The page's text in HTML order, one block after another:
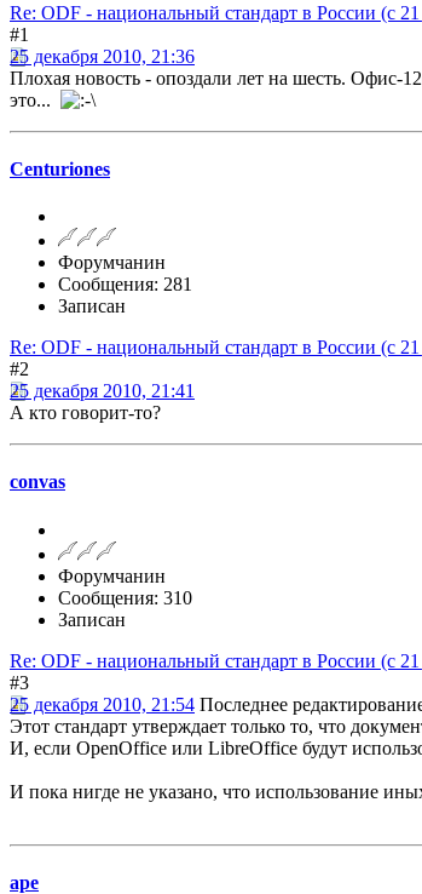
Re: ODF - национальный стандарт в России (с 21
#1
25 декабря 2010, 21:36
Плохая новость - опоздали лет на шесть. Офис-
это...
Centuriones
Форумчанин
Сообщения: 281
Записан
Re: ODF - национальный стандарт в России (с 21
#2
25 декабря 2010, 21:41
А кто говорит-то?
convas
Форумчанин
Сообщения: 310
Записан
Re: ODF - национальный стандарт в России (с 21
#3
25 декабря 2010, 21:54 Последнее
Этот стандарт утверждает только то, что
И, если OpenOffice или LibreOffice будут
И пока нигде не указано, что использование
ape